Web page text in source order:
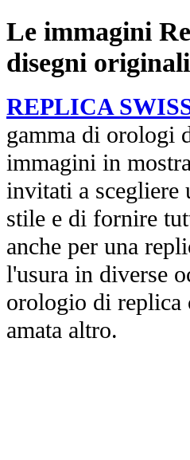
Le immagini
disegni
REPLICA
gamma di orologi
immagini in
invitati a
stile e di fornire
anche per una
l'usura in diverse
orologio di replica
amata altro.